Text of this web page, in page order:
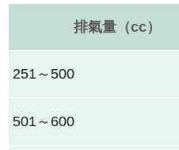
排氣量（cc）
251～500
501～600